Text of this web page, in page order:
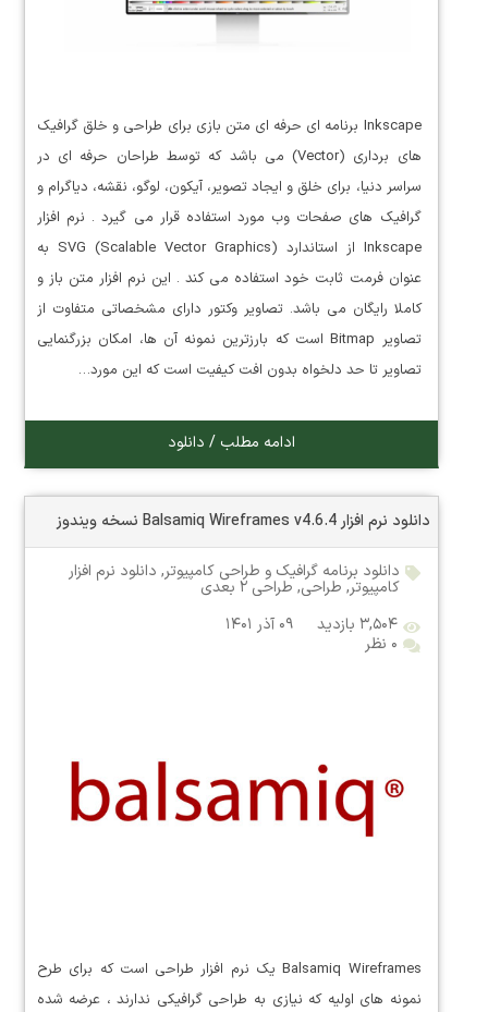
Inkscape برنامه ای حرفه ای متن بازی برای طراحی و خلق گرافیک
های برداری (Vector) می باشد که توسط طراحان حرفه ای در
سراسر دنیا، برای خلق و ایجاد تصویر، آیکون، لوگو، نقشه، دیاگرام و
گرافیک های صفحات وب مورد استفاده قرار می گیرد . نرم افزار
Inkscape از استاندارد (SVG (Scalable Vector Graphics به
عنوان فرمت ثابت خود استفاده می کند . این نرم افزار متن باز و
کاملا رایگان می باشد. تصاویر وکتور دارای مشخصاتی متفاوت از
تصاویر Bitmap است که بارزترین نمونه آن ها، امکان بزرگنمایی
تصاویر تا حد دلخواه بدون افت کیفیت است که این مورد…
ادامه مطلب / دانلود
دانلود نرم افزار Balsamiq Wireframes v4.6.4 نسخه ویندوز
دانلود برنامه گرافیک و طراحی کامپیوتر, دانلود نرم افزار
کامپیوتر, طراحی, طراحی ۲ بعدی
۳,۵۰۴ بازدید
۰۹ آذر ۱۴۰۱
۰ نظر
Balsamiq Wireframes یک نرم افزار طراحی است که برای طرح
نمونه های اولیه که نیازی به طراحی گرافیکی ندارند ، عرضه شده